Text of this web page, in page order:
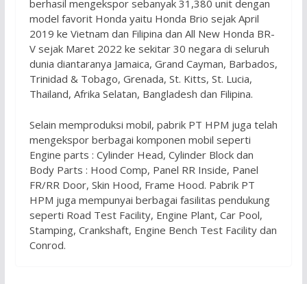
berhasil mengekspor sebanyak 31,380 unit dengan
model favorit Honda yaitu Honda Brio sejak April
2019 ke Vietnam dan Filipina dan All New Honda BR-
V sejak Maret 2022 ke sekitar 30 negara di seluruh
dunia diantaranya Jamaica, Grand Cayman, Barbados,
Trinidad & Tobago, Grenada, St. Kitts, St. Lucia,
Thailand, Afrika Selatan, Bangladesh dan Filipina.
Selain memproduksi mobil, pabrik PT HPM juga telah
mengekspor berbagai komponen mobil seperti
Engine parts : Cylinder Head, Cylinder Block dan
Body Parts : Hood Comp, Panel RR Inside, Panel
FR/RR Door, Skin Hood, Frame Hood. Pabrik PT
HPM juga mempunyai berbagai fasilitas pendukung
seperti Road Test Facility, Engine Plant, Car Pool,
Stamping, Crankshaft, Engine Bench Test Facility dan
Conrod.